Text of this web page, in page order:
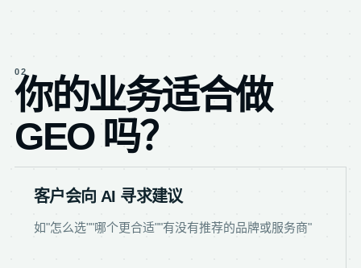
02
你的业务适合做
GEO 吗？
客户会向 AI 寻求建议
如"怎么选""哪个更合适""有没有推荐的品牌或服务商"